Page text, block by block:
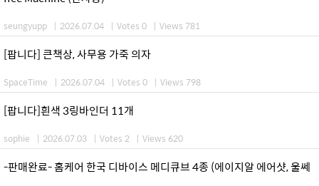
seungyupp | 2026.07.04 | Votes 0 | Views 781
[팝니다] 큰책상, 사무용 가죽 의자
SpaceTime | 2026.07.04 | Votes 0 | Views 798
[팝니다]흰색 3링바인더 11개
sophie | 2026.07.03 | Votes 2 | Views 620
-판매완료- 홈케어 한국 디바이스 메디큐브 4종 (에이지알 에어샷, 울쎄